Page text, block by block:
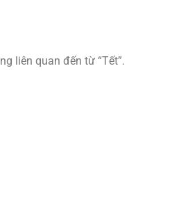
liên quan đến từ “Tết”.